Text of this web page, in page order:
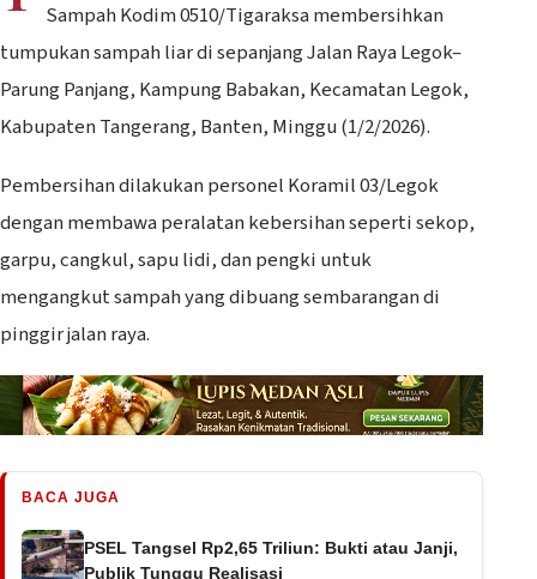
Sampah Kodim 0510/Tigaraksa membersihkan
tumpukan sampah liar di sepanjang Jalan Raya Legok–
Parung Panjang, Kampung Babakan, Kecamatan Legok,
Kabupaten Tangerang, Banten, Minggu (1/2/2026).
Pembersihan dilakukan personel Koramil 03/Legok
dengan membawa peralatan kebersihan seperti sekop,
garpu, cangkul, sapu lidi, dan pengki untuk
mengangkut sampah yang dibuang sembarangan di
pinggir jalan raya.
BACA JUGA
PSEL Tangsel Rp2,65 Triliun: Bukti atau Janji,
Publik Tunggu Realisasi